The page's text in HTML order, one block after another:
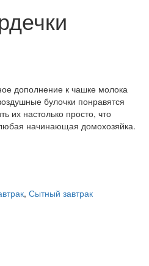
дополнение к чашке молока
булочки понравятся
их настолько просто, что
начинающая домохозяйка.
, Сытный завтрак